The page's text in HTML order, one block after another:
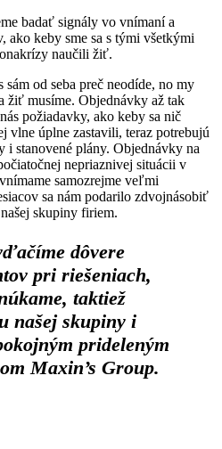
badať signály vo vnímaní a
ako keby sme sa s tými všetkými
naučili žiť.
od seba preč neodíde, no my
žiť musíme. Objednávky až tak
požiadavky, ako keby sa nič
vlne úplne zastavili, teraz potrebujú
i stanovené plány. Objednávky na
nepriaznivej situácii v
samozrejme veľmi
sa nám podarilo zdvojnásobiť
skupiny firiem.
dôvere
pri riešeniach,
taktiež
našej skupiny i
prideleným
Maxin’s Group.